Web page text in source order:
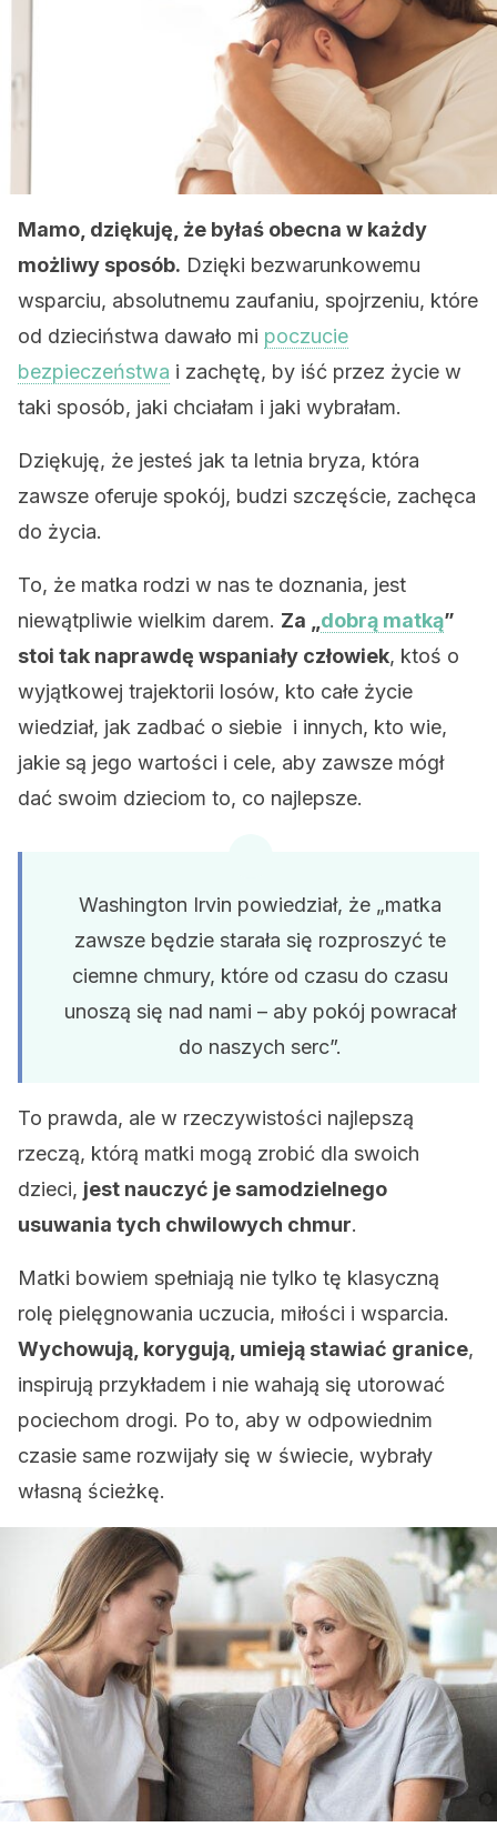
Mamo, dziękuję, że byłaś obecna w każdy
możliwy sposób. Dzięki bezwarunkowemu
wsparciu, absolutnemu zaufaniu, spojrzeniu, które
od dzieciństwa dawało mi poczucie
bezpieczeństwa i zachętę, by iść przez życie w
taki sposób, jaki chciałam i jaki wybrałam.
Dziękuję, że jesteś jak ta letnia bryza, która
zawsze oferuje spokój, budzi szczęście, zachęca
do życia.
To, że matka rodzi w nas te doznania, jest
niewątpliwie wielkim darem. Za „ dobrą matką”
stoi tak naprawdę wspaniały człowiek, ktoś o
wyjątkowej trajektorii losów, kto całe życie
wiedział, jak zadbać o siebie i innych, kto wie,
jakie są jego wartości i cele, aby zawsze mógł
dać swoim dzieciom to, co najlepsze.
Washington Irvin powiedział, że „matka
zawsze będzie starała się rozproszyć te
ciemne chmury, które od czasu do czasu
unoszą się nad nami – aby pokój powracał
do naszych serc”.
To prawda, ale w rzeczywistości najlepszą
rzeczą, którą matki mogą zrobić dla swoich
dzieci, jest nauczyć je samodzielnego
usuwania tych chwilowych chmur.
Matki bowiem spełniają nie tylko tę klasyczną
rolę pielęgnowania uczucia, miłości i wsparcia.
Wychowują, korygują, umieją stawiać granice,
inspirują przykładem i nie wahają się utorować
pociechom drogi. Po to, aby w odpowiednim
czasie same rozwijały się w świecie, wybrały
własną ścieżkę.